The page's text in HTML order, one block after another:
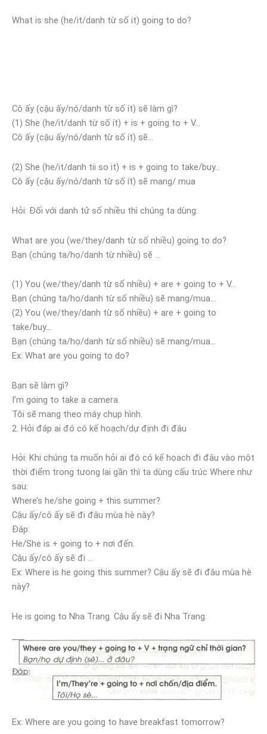
What is she (he/it/danh từ số it) going to do?
Cô ấy (cậu ấy/nó/danh từ số ít) sẽ làm gì?
(1) She (he/it/danh từ số ít) + is + going to + V…
Cô ấy (cậu ấy/nó/danh từ số ít) sẽ…
(2) She (he/it/danh tii so it) + is + going to take/buy…
Cô ấy (cậu ấy/nó/danh từ số ít) sẽ mang/ mua
Hỏi: Đối với danh tử số nhiều thì chúng ta dùng:
What are you (we/they/danh từ số nhiều) going to do?
Bạn (chúng ta/họ/danh từ nhiều) sẽ …
(1) You (we/they/danh từ số nhiều) + are + going to + V…
Bạn (chúng ta/họ/danh từ số nhiều) sẽ mang/mua…
(2) You (we/they/danh từ số nhiều) + are + going to
take/buy…
Bạn (chúng ta/họ/danh từ số nhiều) sẽ mang/mua…
Ex: What are you going to do?
Bạn sẽ làm gì?
I’m going to take a camera.
Tôi sẽ mang theo máy chụp hình.
2. Hỏi đáp ai đó có kế hoạch/dự định đi đâu
Hỏi: Khi chúng ta muốn hỏi ai đó có kế họach đi đâu vào một
thời điểm trong tưong lai gần thì ta dùng cấu trúc Where như
sau:
Where’s he/she going + this summer?
Cậu ấy/cô ấy sẽ đi đâu mùa hè này?
Đáp:
He/She is + going to + nơi đến.
Cậu ấy/cô ấy sẽ đi …
Ex: Where is he going this summer? Cậu ấy sẽ đi đâu mùa hè
này?
He is going to Nha Trang. Cậu ấy sẽ đi Nha Trang.
Ex: Where are you going to have breakfast tomorrow?